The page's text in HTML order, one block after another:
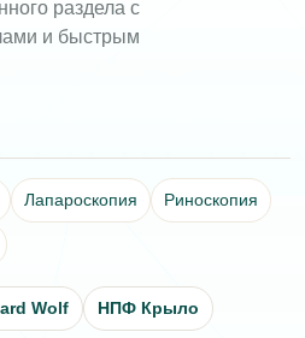
раздела с
и быстрым
Лапароскопия Риноскопия
Wolf НПФ Крыло